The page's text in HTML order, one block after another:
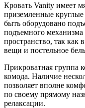
Кровать Vanity имеет
приземленные
быть оборудовано
подъемного механизма
пространство, так как
вещи и постельное
Прикроватная группа
комода. Наличие
позволяет вполне
по своему прямому
релаксации.